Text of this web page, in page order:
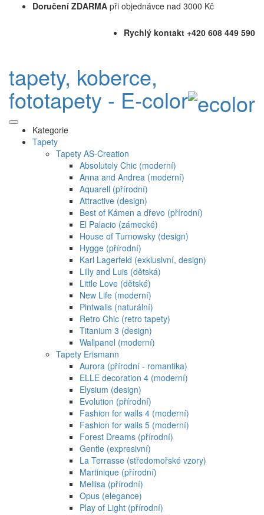
Doručení ZDARMA při objednávce nad 3000 Kč
Rychlý kontakt +420 608 449 590
tapety, koberce,
fototapety - E-color
Kategorie
Tapety
Tapety AS-Creation
Absolutely Chic (moderní)
Anna and Andrea (moderní)
Aquarell (přírodní)
Attractive (design)
Best of Kámen a dřevo (přírodní)
El Palacio (zámecké)
House of Turnowsky (design)
Hygge (přírodní)
Karl Lagerfeld (exklusivní, design)
Lilly and Luis (dětská)
Little Love (dětské)
New Life (moderní)
Pintwalls (naturální)
Retro Chic (retro tapety)
Titanium 3 (design)
Wallpanel (moderní)
Tapety Erismann
Aurora (přírodní - romantika)
ELLE decoration 4 (moderní)
Elysium (design)
Evolution (přírodní)
Fashion for walls 4 (moderní)
Fashion for walls 5 (moderní)
Forest Dreams (přírodní)
Gentle (expresivní)
La Terrasse (středomořské vzory)
Martinique (přírodní)
Mellisa (přírodní)
Opus (elegance)
Play of Light (přírodní)